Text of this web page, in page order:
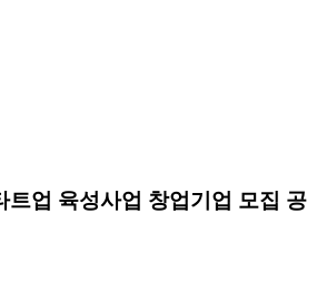
트업 육성사업 창업기업 모집 공